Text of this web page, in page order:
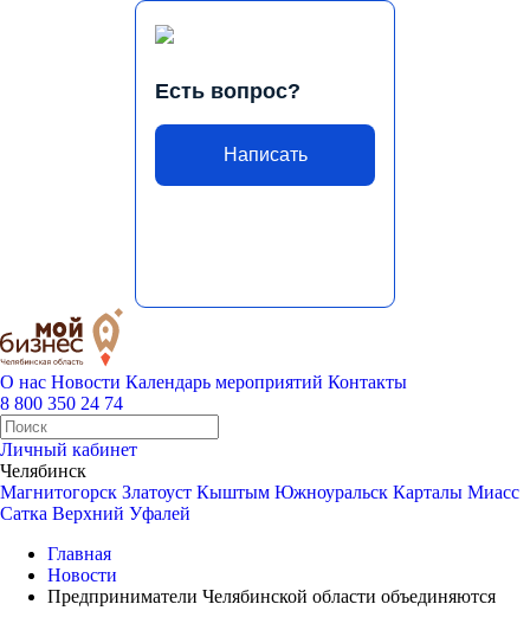
Есть вопрос?
Написать
О нас Новости Календарь мероприятий Контакты
8 800 350 24 74
Личный кабинет
Челябинск
Магнитогорск Златоуст Кыштым Южноуральск Карталы Миасс
Сатка Верхний Уфалей
Главная
Новости
Предприниматели Челябинской области объединяются